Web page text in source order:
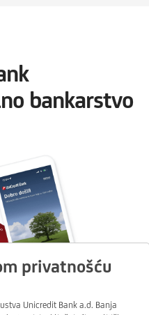
bankarstvo
privatnošću
Unicredit Bank a.d. Banja